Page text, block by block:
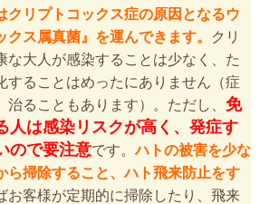
クリプトコックス症の原因となるウ
ス属真菌』を運んできます。
クリ
な大人が感染することは少なく、た
することはめったにありません（症
ることもあります）。ただし、 免
人は感染リスクが高く、発症す
ので要注意です。ハトの被害を少な
ら掃除すること、ハト飛来防止をす
お客様が定期的に掃除したり、飛来